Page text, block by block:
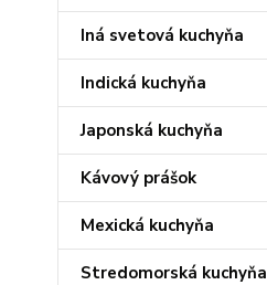
Iná svetová kuchyňa
Indická kuchyňa
Japonská kuchyňa
Kávový prášok
Mexická kuchyňa
Stredomorská kuchyňa